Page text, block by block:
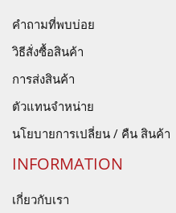
คำถามที่พบบ่อย
วิธีสั่งซื้อสินค้า
การส่งสินค้า
ตัวแทนจำหน่าย
นโยบายการเปลี่ยน / คืน สินค้า
INFORMATION
เกี่ยวกับเรา